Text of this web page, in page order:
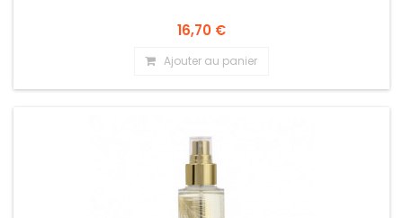
16,70 €
Ajouter au panier